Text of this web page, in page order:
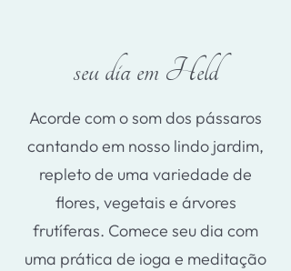
seu dia em Held
Acorde com o som dos pássaros
cantando em nosso lindo jardim,
repleto de uma variedade de
flores, vegetais e árvores
frutíferas. Comece seu dia com
uma prática de ioga e meditação